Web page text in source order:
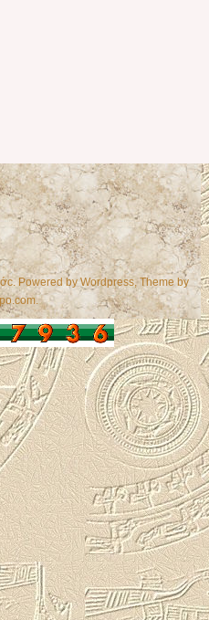
Powered byWordpress, Theme by
.